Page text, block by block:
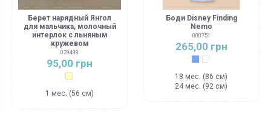
Берет нарядный Янгол
для мальчика, молочный
интерлок с льняным
кружевом
029498
95,00 грн
Молочный
1 мес. (56 см)
Боди Disney Finding
Nemo
000751
265,00 грн
Голубой
Белый
18 мес. (86 см)
24 мес. (92 см)